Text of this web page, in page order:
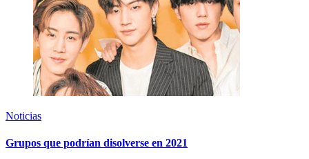
Noticias
Grupos que podrían disolverse en 2021